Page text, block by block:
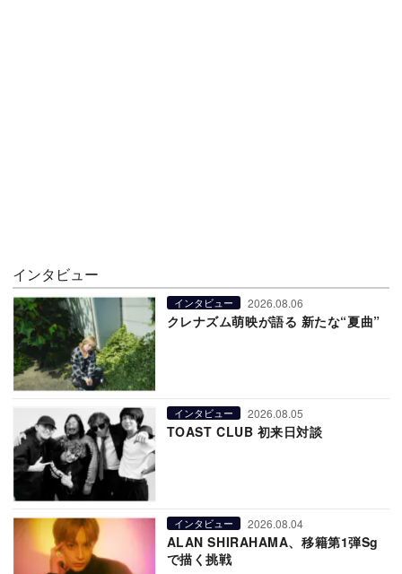
インタビュー
インタビュー 2026.08.06
クレナズム萌映が語る 新たな“夏曲”
インタビュー 2026.08.05
TOAST CLUB 初来日対談
インタビュー 2026.08.04
ALAN SHIRAHAMA、移籍第1弾Sg
で描く挑戦